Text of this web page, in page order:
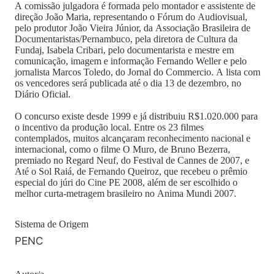
A comissão julgadora é formada pelo montador e assistente de
direção João Maria, representando o Fórum do Audiovisual,
pelo produtor João Vieira Júnior, da Associação Brasileira de
Documentaristas/Pernambuco, pela diretora de Cultura da
Fundaj, Isabela Cribari, pelo documentarista e mestre em
comunicação, imagem e informação Fernando Weller e pelo
jornalista Marcos Toledo, do Jornal do Commercio. A lista com
os vencedores será publicada até o dia 13 de dezembro, no
Diário Oficial.
O concurso existe desde 1999 e já distribuiu R$1.020.000 para
o incentivo da produção local. Entre os 23 filmes
contemplados, muitos alcançaram reconhecimento nacional e
internacional, como o filme O Muro, de Bruno Bezerra,
premiado no Regard Neuf, do Festival de Cannes de 2007, e
Até o Sol Raiá, de Fernando Queiroz, que recebeu o prêmio
especial do júri do Cine PE 2008, além de ser escolhido o
melhor curta-metragem brasileiro no Anima Mundi 2007.
Sistema de Origem
PENC